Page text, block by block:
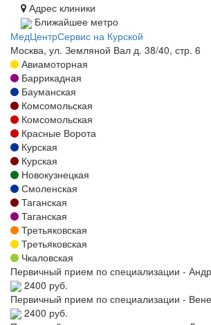
Адрес клиники
Ближайшее метро
МедЦентрСервис на Курской
Москва, ул. Земляной Вал д. 38/40, стр. 6
Авиамоторная
Баррикадная
Бауманская
Комсомольская
Комсомольская
Красные Ворота
Курская
Курская
Новокузнецкая
Смоленская
Таганская
Таганская
Третьяковская
Третьяковская
Чкаловская
Первичный прием по специализации -
2400 руб.
Первичный прием по специализации -
2400 руб.